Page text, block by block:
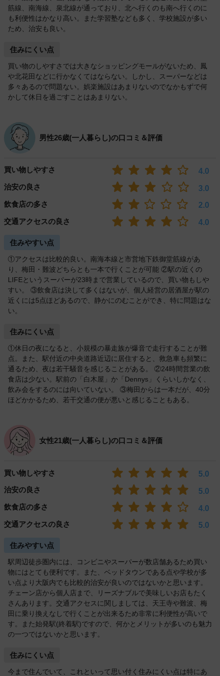
筋線、南海線、泉北線が通っており、北へ行くのも南へ行くのに
も利便性はかなり高い。また学習塾なども多く、学校施設が多い
ため、治安も良い。
住みにくい点
買い物のしやすさでは大きなショッピングモールがないため、鳳
や北花田などに行かなくてはならない。しかし、スーパーなどは
多々あるので問題ない。娯楽施設はあまりないのでなかもずで何
かして休日を過ごすことはあまりない。
男性26歳(一人暮らし)の口コミ＆評価
買い物しやすさ
4.0
治安の良さ
3.0
飲食店の多さ
2.0
交通アクセスの良さ
4.0
住みやすい点
①アクセスは比較的良い。南海本線と市営地下鉄御堂筋線があ
り、梅田・難波どちらとも一本で行くことが可能 ②駅の近くの
LIFEというスーパーが23時まで営業しているので、買い物もしや
すい。 ③飲食店は決して多くはないが、個人経営の居酒屋が駅の
近くには5点ほどあるので、静かにのむことができ、特に問題はな
い。
住みにくい点
①休日の夜になると、小規模の暴走族が爆音で走行することが難
点。また、駅付近の中央道路近辺に居住すると、救急車も頻繁に
通るため、夜は若干騒音を感じることがある。 ②24時間営業の飲
食店は少ない。駅前の「白木屋」か「Dennys」くらいしかなく、
飲み会をするのには向いていない。 ③梅田からは一本だが、40分
ほどかかるため、若干交通の便が悪いと感じることもある。
女性21歳(一人暮らし)の口コミ＆評価
買い物しやすさ
5.0
治安の良さ
5.0
飲食店の多さ
4.0
交通アクセスの良さ
5.0
住みやすい点
駅周辺徒歩圏内には、コンビニやスーパーが数店舗あるため買い
物にはとても便利です。また、ベッドタウンである点や学校が多
い点より大阪内でも比較的治安が良いのではないかと思います。
チェーン店から個人店まで、リーズナブルで美味しいお店もたく
さんあります。交通アクセスに関しましては、天王寺や難波、梅
田に乗り換えなしで行くことが出来るため非常に利便性が高いで
す。また始発駅(終着駅)ですので、何かとメリットが多いのも魅力
の一つではないかと思います。
住みにくい点
今まで住んでいて、これといって思い付く住みにくい点は特にあ